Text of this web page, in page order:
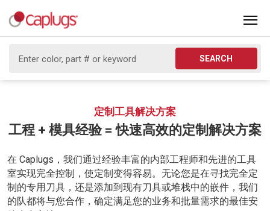
SEARCH
定制工具解决方案
工程 + 模具经验 = 快速高效的定制解决方案
在 Caplugs，我们通过经验丰富的内部工程师和先进的工具
室实现完全控制，使定制变得容易。无论您是在寻找完全定
制的专用刀具，还是添加到现有刀具或堆栈中的嵌件，我们
的队都将与您合作，确定满足您的业务和批量需求的最佳安